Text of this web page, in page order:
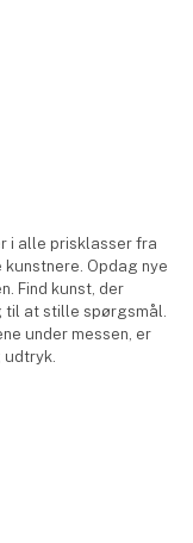
i alle prisklasser fra
Opdag nye
Find kunst, der
at stille spørgsmål.
under messen, er